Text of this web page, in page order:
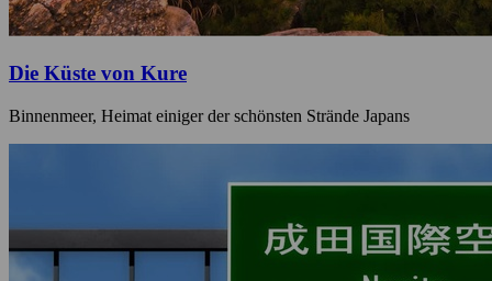
Die Küste von Kure
Binnenmeer, Heimat einiger der schönsten Strände Japans